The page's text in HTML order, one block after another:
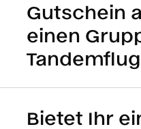
Gutschein
einen
Bietet Ihr